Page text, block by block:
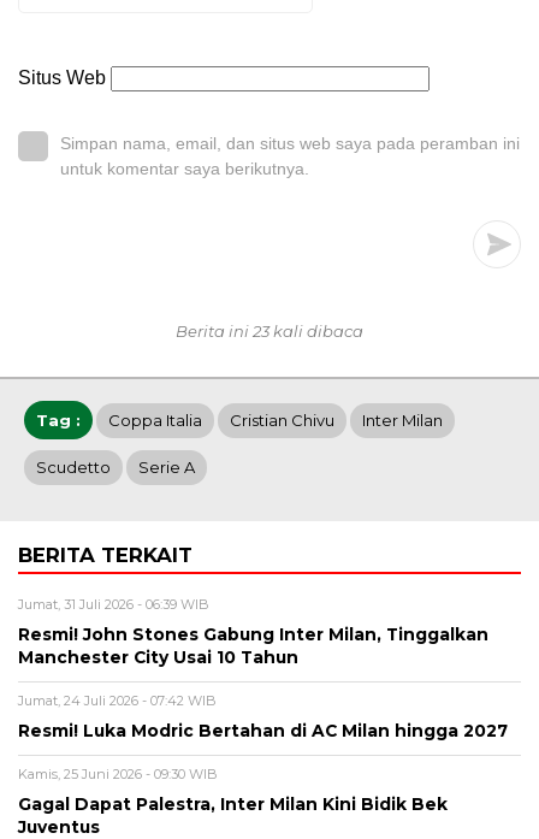
Situs Web
Simpan nama, email, dan situs web saya pada peramban ini
untuk komentar saya berikutnya.
Berita ini 23 kali dibaca
Tag : Coppa Italia Cristian Chivu Inter Milan
Scudetto Serie A
BERITA TERKAIT
Jumat, 31 Juli 2026 - 06:39 WIB
Resmi! John Stones Gabung Inter Milan, Tinggalkan
Manchester City Usai 10 Tahun
Jumat, 24 Juli 2026 - 07:42 WIB
Resmi! Luka Modric Bertahan di AC Milan hingga 2027
Kamis, 25 Juni 2026 - 09:30 WIB
Gagal Dapat Palestra, Inter Milan Kini Bidik Bek
Juventus